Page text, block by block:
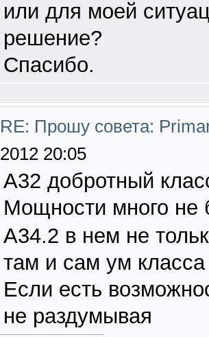
или для моей
решение?
Спасибо.
RE: Прошу совета:
2012 20:05
A32 добротный
Мощности много не
A34.2 в нем не
там и сам ум
Если есть
не раздумывая